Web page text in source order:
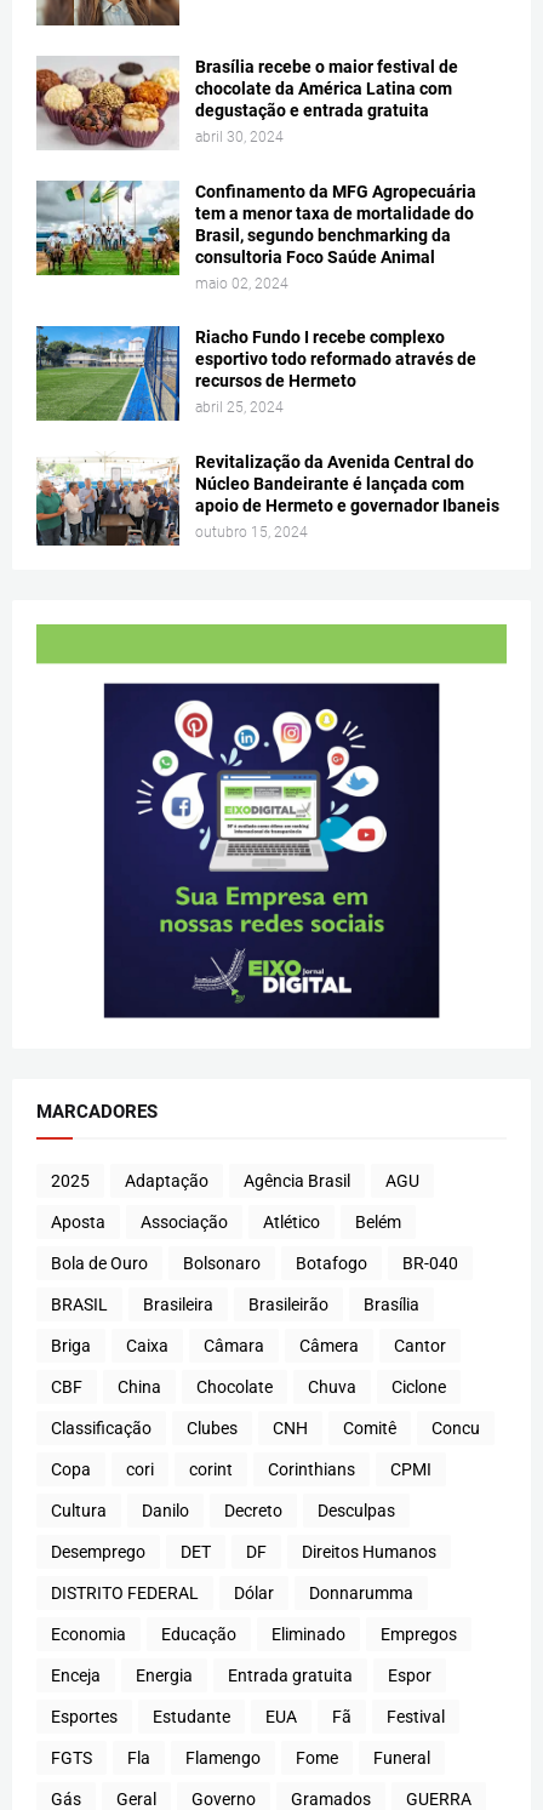
Brasília recebe o maior festival de
chocolate da América Latina com
degustação e entrada gratuita
abril 30, 2024
Confinamento da MFG Agropecuária
tem a menor taxa de mortalidade do
Brasil, segundo benchmarking da
consultoria Foco Saúde Animal
maio 02, 2024
Riacho Fundo I recebe complexo
esportivo todo reformado através de
recursos de Hermeto
abril 25, 2024
Revitalização da Avenida Central do
Núcleo Bandeirante é lançada com
apoio de Hermeto e governador Ibaneis
outubro 15, 2024
MARCADORES
2025 Adaptação Agência Brasil AGU
Aposta Associação Atlético Belém
Bola de Ouro Bolsonaro Botafogo BR-040
BRASIL Brasileira Brasileirão Brasília
Briga Caixa Câmara Câmera Cantor
CBF China Chocolate Chuva Ciclone
Classificação Clubes CNH Comitê Concu
Copa cori corint Corinthians CPMI
Cultura Danilo Decreto Desculpas
Desemprego DET DF Direitos Humanos
DISTRITO FEDERAL Dólar Donnarumma
Economia Educação Eliminado Empregos
Enceja Energia Entrada gratuita Espor
Esportes Estudante EUA Fã Festival
FGTS Fla Flamengo Fome Funeral
Gás Geral Governo Gramados GUERRA